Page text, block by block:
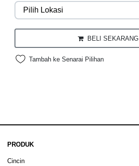
BELI SEKARANG
Tambah ke Senarai Pilihan
PRODUK
Cincin